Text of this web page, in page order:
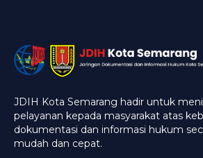
JDIH Kota Semarang hadir untuk
pelayanan kepada masyarakat atas
dokumentasi dan informasi hukum
mudah dan cepat.